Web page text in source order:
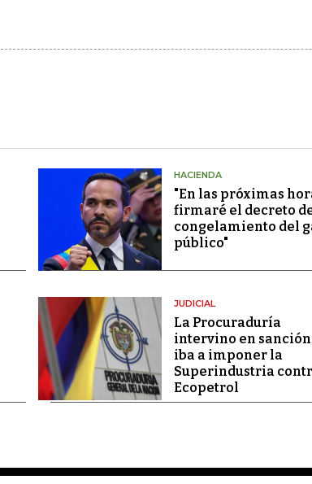
HACIENDA
"En las próximas
firmaré el decreto
congelamiento del
público"
JUDICIAL
La Procuraduría
intervino en sanción
iba a imponer la
Superindustria
Ecopetrol